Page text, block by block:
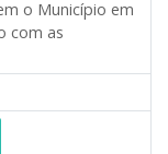
o Município em
com as